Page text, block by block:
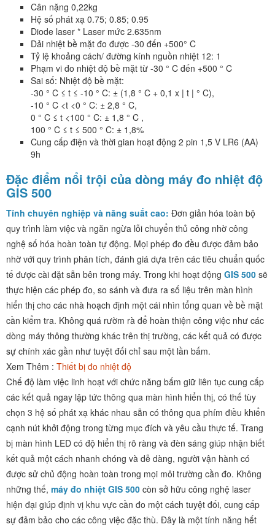
Cân nặng 0,22kg
Hệ số phát xạ 0.75; 0.85; 0.95
Diode laser * Laser mức 2.635nm
Dải nhiệt bề mặt đo được -30 đến +500° C
Tỷ lệ khoảng cách/ đường kính nguồn nhiệt 12: 1
Phạm vi đo nhiệt độ bề mặt từ -30 ° C đến +500 ° C
Sai số: Nhiệt độ bề mặt:
-30 ° C ≤ t ≤ -10 ° C: ± (1,8 ° C + 0,1 x | t | ° C),
-10 ° C <t <0 ° C: ± 2,8 ° C,
0 ° C ≤ t <100 ° C: ± 1,8 ° C ,
100 ° C ≤ t ≤ 500 ° C: ± 1,8%
Cung cấp điện và thời gian hoạt động 2 pin 1,5 V LR6 (AA)
9h
Đặc điểm nổi trội của dòng máy đo nhiệt độ
GIS 500
Tính chuyên nghiệp và năng suất cao: Đơn giản hóa toàn bộ
quy trình làm việc và ngăn ngừa lỗi chuyển thủ công nhờ công
nghệ số hóa hoàn toàn tự động. Mọi phép đo đều được đảm bảo
nhờ với quy trình phân tích, đánh giá dựa trên các tiêu chuẩn quốc
tế được cài đặt sẵn bên trong máy. Trong khi hoạt động GIS 500 sẽ
thực hiện các phép đo, so sánh và đưa ra số liệu trên màn hình
hiển thị cho các nhà hoạch định một cái nhìn tổng quan về bề mặt
cần kiểm tra. Không quá rườm rà để hoàn thiện công việc như các
dòng máy thông thường khác trên thị trường, các kết quả có được
sự chính xác gần như tuyệt đối chỉ sau một lần bấm.
Xem Thêm : Thiết bị đo nhiệt độ
Chế độ làm việc linh hoạt với chức năng bấm giữ liên tục cung cấp
các kết quả ngay lập tức thông qua màn hình hiển thị, có thế tùy
chọn 3 hệ số phát xạ khác nhau sẵn có thông qua phím điều khiển
cạnh nút khởi động trong từng mục đích và yêu cầu thực tế. Trang
bị màn hình LED có độ hiển thị rõ ràng và đèn sáng giúp nhận biết
kết quả một cách nhanh chóng và dễ dàng, người vận hành có
được sử chủ động hoàn toàn trong mọi môi trường cần đo. Không
những thế, máy đo nhiệt GIS 500 còn sở hữu công nghệ laser
hiện đại giúp định vị khu vực cần đo một cách tuyệt đối, cung cấp
sự đảm bảo cho các công việc đặc thù. Đây là một tính năng hết